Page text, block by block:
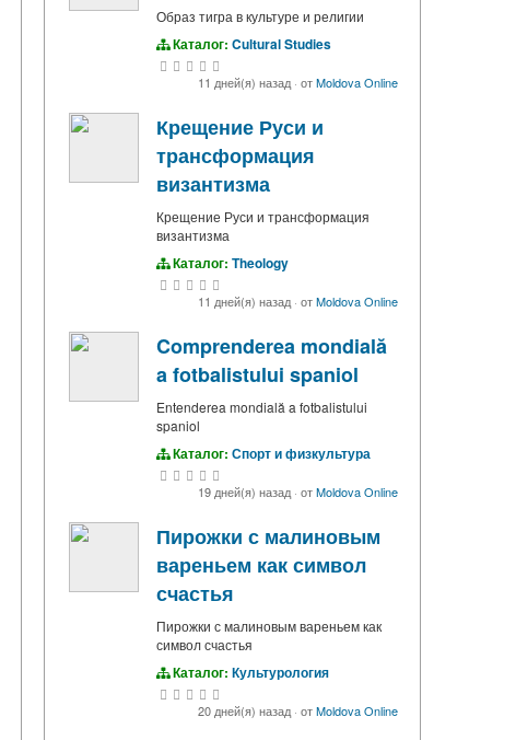
Образ тигра в культуре и религии
Каталог: Cultural Studies
11 дней(я) назад· отMoldova Online
Крещение Руси и
трансформация
византизма
Крещение Руси и трансформация
византизма
Каталог: Theology
11 дней(я) назад· отMoldova Online
Comprenderea mondială
a fotbalistului spaniol
Entenderea mondială a fotbalistului
spaniol
Каталог: Спорт и физкультура
19 дней(я) назад· отMoldova Online
Пирожки с малиновым
вареньем как символ
счастья
Пирожки с малиновым вареньем как
символ счастья
Каталог: Культурология
20 дней(я) назад· отMoldova Online